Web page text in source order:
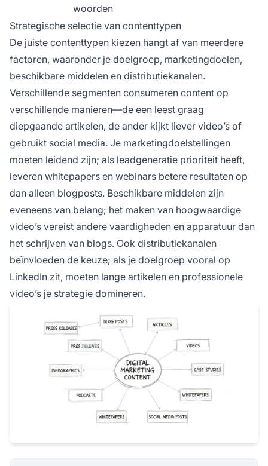
woorden
Strategische selectie van contenttypen
De juiste contenttypen kiezen hangt af van meerdere
factoren, waaronder je doelgroep, marketingdoelen,
beschikbare middelen en distributiekanalen.
Verschillende segmenten consumeren content op
verschillende manieren—de een leest graag
diepgaande artikelen, de ander kijkt liever video’s of
gebruikt social media. Je marketingdoelstellingen
moeten leidend zijn; als leadgeneratie prioriteit heeft,
leveren whitepapers en webinars betere resultaten op
dan alleen blogposts. Beschikbare middelen zijn
eveneens van belang; het maken van hoogwaardige
video’s vereist andere vaardigheden en apparatuur dan
het schrijven van blogs. Ook distributiekanalen
beïnvloeden de keuze; als je doelgroep vooral op
LinkedIn zit, moeten lange artikelen en professionele
video’s je strategie domineren.